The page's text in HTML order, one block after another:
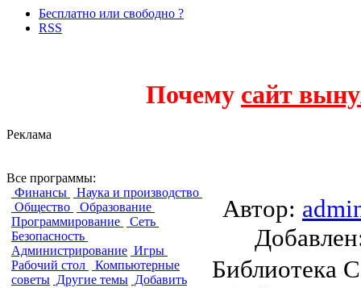
Бесплатно или свободно ?
RSS
Почему сайт
Реклама
Все программы:
Финансы
Наука и производство
Общество
Образование
Программирование
Сеть
Безопасность
Администрирование Игры
Рабочий стол
Компьютерные
советы Другие темы Добавить
Автор:
Библиотека